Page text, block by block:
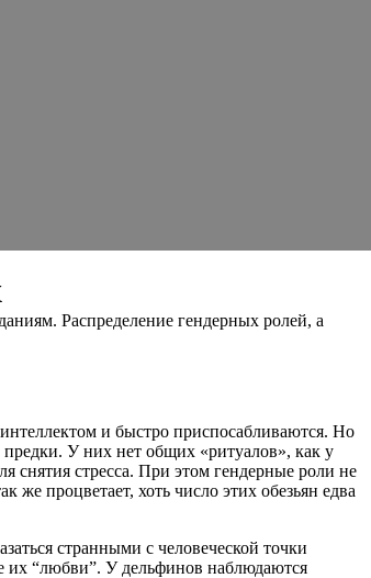
Распределение гендерных ролей, а
и быстро приспосабливаются. Но
У них нет общих «ритуалов», как у
снятия стресса. При этом гендерные роли не
процветает, хоть число этих обезьян едва
странными с человеческой точки
их “любви”. У дельфинов наблюдаются